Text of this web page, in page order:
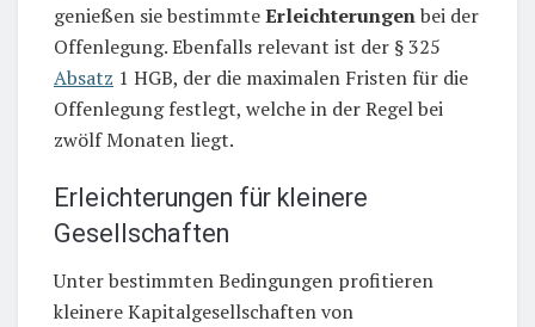
genießen sie bestimmteErleichterungenbei der
Offenlegung. Ebenfalls relevant ist der § 325
Absatz 1 HGB, der die maximalen Fristen für die
Offenlegung festlegt, welche in der Regel bei
zwölf Monaten liegt.
Erleichterungen für kleinere
Gesellschaften
Unter bestimmten Bedingungen profitieren
kleinere Kapitalgesellschaften von